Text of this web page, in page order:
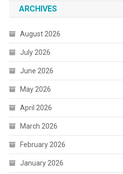
ARCHIVES
August 2026
July 2026
June 2026
May 2026
April 2026
March 2026
February 2026
January 2026